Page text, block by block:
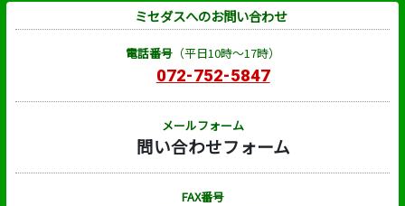
ミセダスへのお問い合わせ
電話番号（平日10時～17時）
072-752-5847
メールフォーム
問い合わせフォーム
FAX番号